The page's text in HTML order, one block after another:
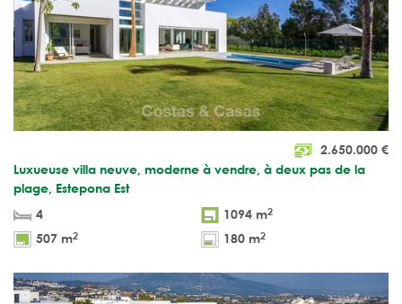
2.650.000 €
Luxueuse villa neuve, moderne à vendre, à deux pas de la
plage, Estepona Est
4
1094 m2
507 m2 180 m2